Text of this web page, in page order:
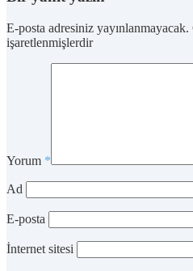
E-posta adresiniz yayınlanmayacak.
işaretlenmişlerdir
Yorum *
Ad
E-posta
İnternet sitesi